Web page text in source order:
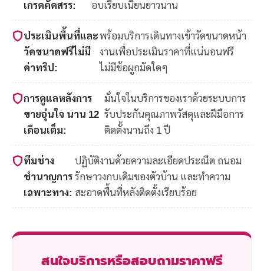
เกรดคัดสรร: อบเรียบเนียนยาวนาน
ประเมินพื้นที่และ
วัดขนาดฟรีไม่มี
ค่าทริป:
พร้อมบริการเดินทางเข้าวัดขนาดหน้า
งานเพื่อประเมินราคาที่แน่นอนฟรี
ไม่มีข้อผูกมัดใดๆ
การดูแลหลังการ
ขายอุ่นใจ นาน 12
เดือนเต็ม:
มั่นใจในบริการของเราด้วยระบบการ
รับประกันคุณภาพวัสดุและฝีมือการ
ติดตั้งนานถึง 1 ปี
ทีมช่าง
ชำนาญการ
เฉพาะทาง:
ปฏิบัติงานด้วยความละเอียดประณีต ถนอม
รักษาวงกบเดิมของตัวบ้าน และทำความ
สะอาดพื้นที่หลังติดตั้งเรียบร้อย
สนใจบริการหรือสอบถามราคาฟรี